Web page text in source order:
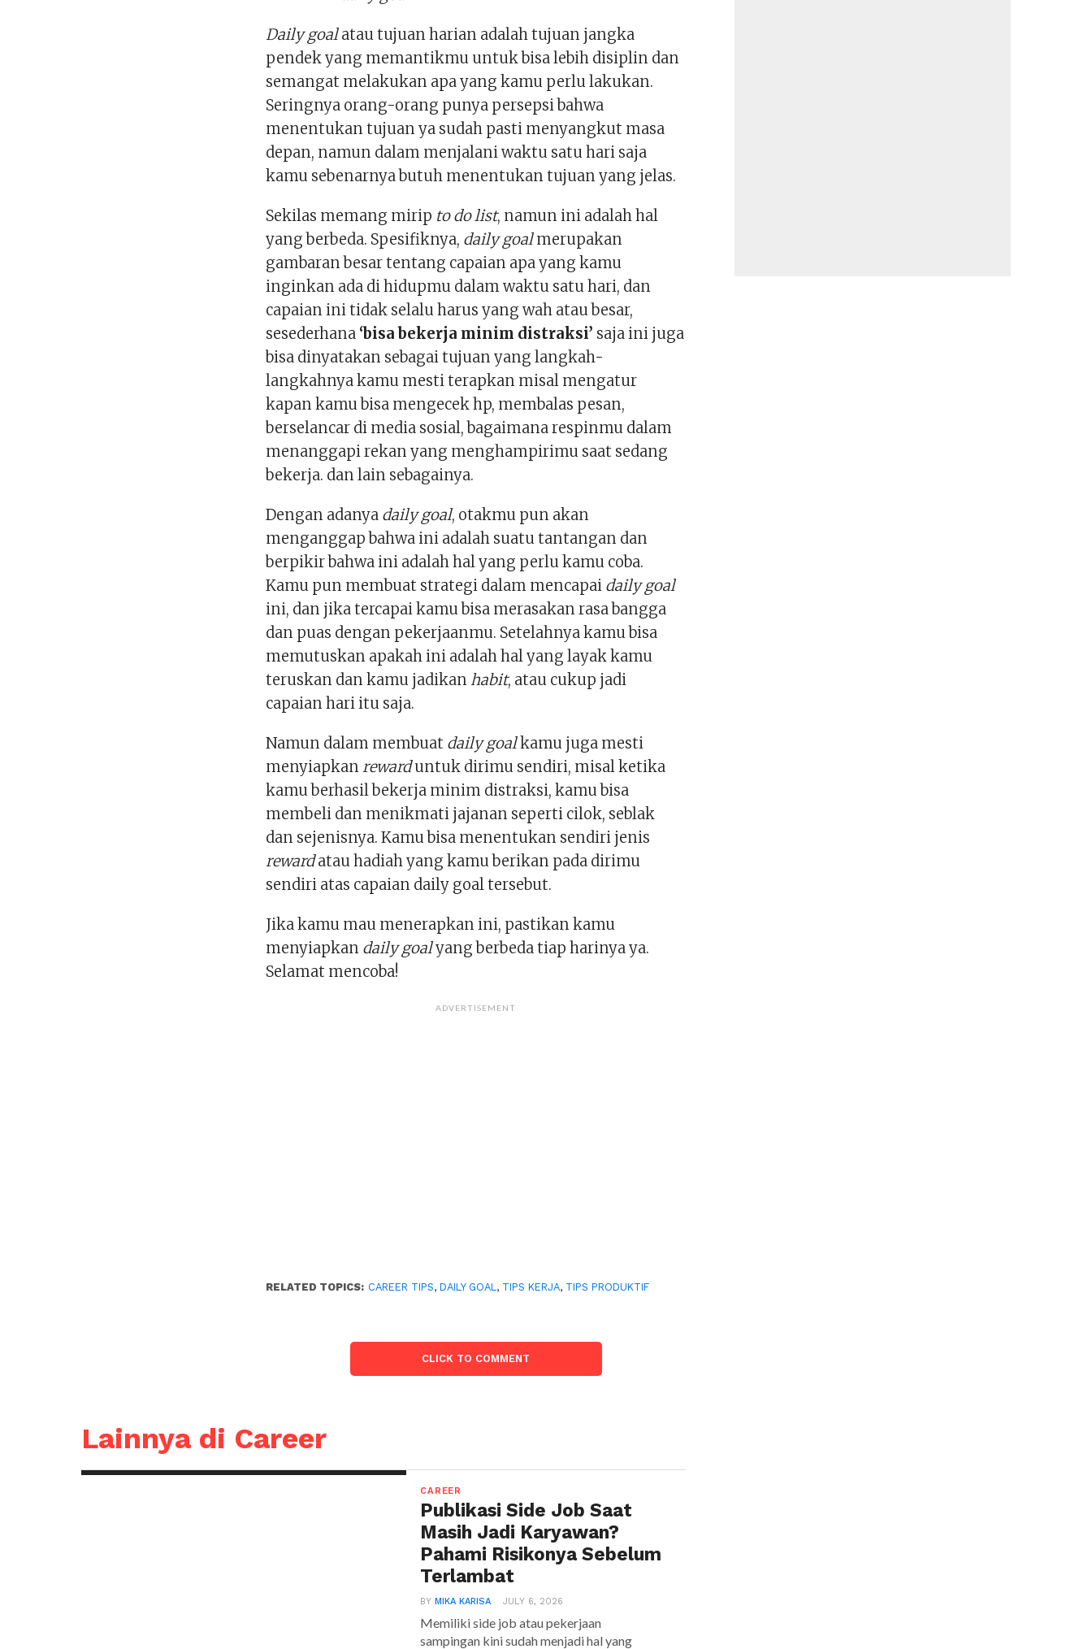
Daily goalatau tujuan harian adalah tujuan jangka
pendek yang memantikmu untuk bisa lebih disiplin dan
semangat melakukan apa yang kamu perlu lakukan.
Seringnya orang-orang punya persepsi bahwa
menentukan tujuan ya sudah pasti menyangkut masa
depan, namun dalam menjalani waktu satu hari saja
kamu sebenarnya butuh menentukan tujuan yang jelas.
Sekilas memang mirip to do list, namun ini adalah hal
yang berbeda. Spesifiknya, daily goalmerupakan
gambaran besar tentang capaian apa yang kamu
inginkan ada di hidupmu dalam waktu satu hari, dan
capaian ini tidak selalu harus yang wah atau besar,
sesederhana ‘bisa bekerja minim distraksi’ saja ini juga
bisa dinyatakan sebagai tujuan yang langkah-
langkahnya kamu mesti terapkan misal mengatur
kapan kamu bisa mengecek hp, membalas pesan,
berselancar di media sosial, bagaimana respinmu dalam
menanggapi rekan yang menghampirimu saat sedang
bekerja. dan lain sebagainya.
Dengan adanya daily goal, otakmu pun akan
menganggap bahwa ini adalah suatu tantangan dan
berpikir bahwa ini adalah hal yang perlu kamu coba.
Kamu pun membuat strategi dalam mencapai daily goal
ini, dan jika tercapai kamu bisa merasakan rasa bangga
dan puas dengan pekerjaanmu. Setelahnya kamu bisa
memutuskan apakah ini adalah hal yang layak kamu
teruskan dan kamu jadikan habit, atau cukup jadi
capaian hari itu saja.
Namun dalam membuat daily goalkamu juga mesti
menyiapkanrewarduntuk dirimu sendiri, misal ketika
kamu berhasil bekerja minim distraksi, kamu bisa
membeli dan menikmati jajanan seperti cilok, seblak
dan sejenisnya. Kamu bisa menentukan sendiri jenis
rewardatau hadiah yang kamu berikan pada dirimu
sendiri atas capaian daily goal tersebut.
Jika kamu mau menerapkan ini, pastikan kamu
menyiapkan daily goalyang berbeda tiap harinya ya.
Selamat mencoba!
ADVERTISEMENT
RELATED TOPICS: CAREER TIPS,DAILY GOAL, TIPS KERJA, TIPS PRODUKTIF
CLICK TO COMMENT
Lainnya di Career
CAREER
Publikasi Side Job Saat
Masih Jadi Karyawan?
Pahami Risikonya Sebelum
Terlambat
BYMIKA KARISA JULY 6, 2026
Memiliki side job atau pekerjaan
sampingan kini sudah menjadi hal yang